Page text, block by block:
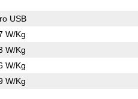
USB
W/Kg
W/Kg
W/Kg
W/Kg